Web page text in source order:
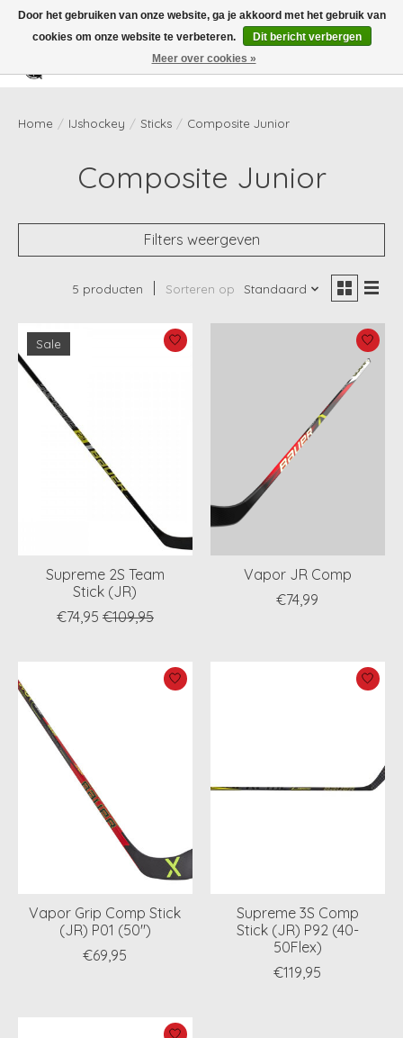
Verlanglijst
Home / IJshockey / Sticks / Composite Junior
Composite Junior
Filters weergeven
5 producten Sorteren op Standaard
Sale
Supreme 2S Team
Stick (JR)
€74,95 €109,95
Vapor JR Comp
€74,99
Vapor Grip Comp Stick
(JR) P01 (50")
€69,95
Supreme 3S Comp
Stick (JR) P92 (40-
50Flex)
€119,95
Door het gebruiken van onze website, ga je akkoord met het gebruik van
cookies om onze website te verbeteren.
Dit bericht verbergen
Meer over cookies »